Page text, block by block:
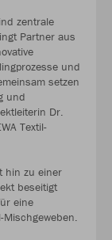
zentrale
Partner aus
und
setzen
und
Dr.
Textil-
hin zu einer
beseitigt
eine